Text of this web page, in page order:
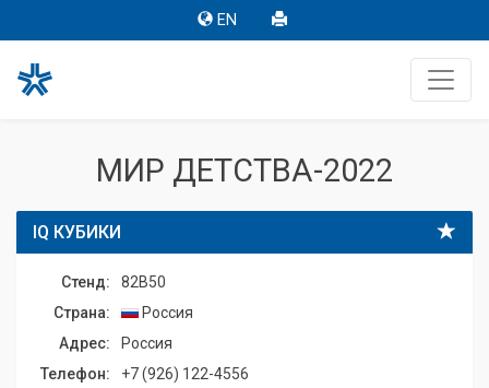
EN
МИР ДЕТСТВА-2022
IQ КУБИКИ
Стенд:
82B50
Страна:
Россия
Адрес:
Россия
Телефон:
+7 (926) 122-4556